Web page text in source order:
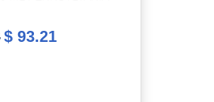
$ 93.21